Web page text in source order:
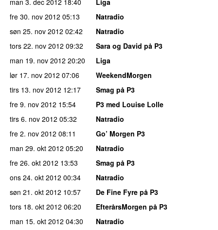
fre 30. nov 2012 05:13
Natradio
søn 25. nov 2012 02:42
Natradio
tors 22. nov 2012 09:32
Sara og David på P3
man 19. nov 2012 20:20
Liga
lør 17. nov 2012 07:06
WeekendMorgen
tirs 13. nov 2012 12:17
Smag på P3
fre 9. nov 2012 15:54
P3 med Louise Lolle
tirs 6. nov 2012 05:32
Natradio
fre 2. nov 2012 08:11
Go’ Morgen P3
man 29. okt 2012 05:20
Natradio
fre 26. okt 2012 13:53
Smag på P3
ons 24. okt 2012 00:34
Natradio
søn 21. okt 2012 10:57
De Fine Fyre på P3
tors 18. okt 2012 06:20
EfterårsMorgen på P3
man 15. okt 2012 04:30
Natradio